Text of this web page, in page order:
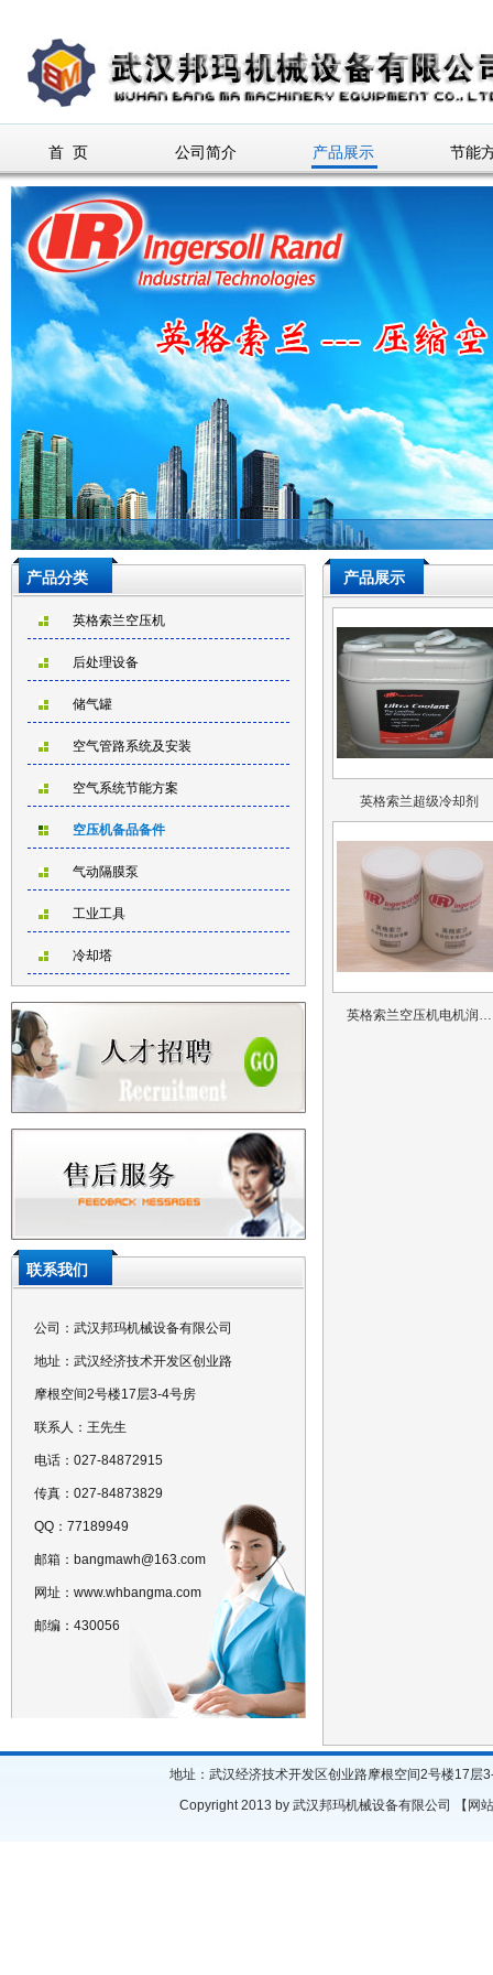
首 页 公司简介 产品展示 节能
产品分类
英格索兰空压机
后处理设备
储气罐
空气管路系统及安装
空气系统节能方案
空压机备品备件
气动隔膜泵
工业工具
冷却塔
联系我们
公司：武汉邦玛机械设备有限公司
地址：武汉经济技术开发区创业路
摩根空间2号楼17层3-4号房
联系人：王先生
电话：027-84872915
传真：027-84873829
QQ：77189949
邮箱：bangmawh@163.com
网址：www.whbangma.com
邮编：430056
产品展示
英格索兰超级冷却剂
英格索兰空压机电机润…
地址：武汉经济技术开发区创业路摩根空间2号楼17
Copyright 2013 by 武汉邦玛机械设备有限公司 【 网